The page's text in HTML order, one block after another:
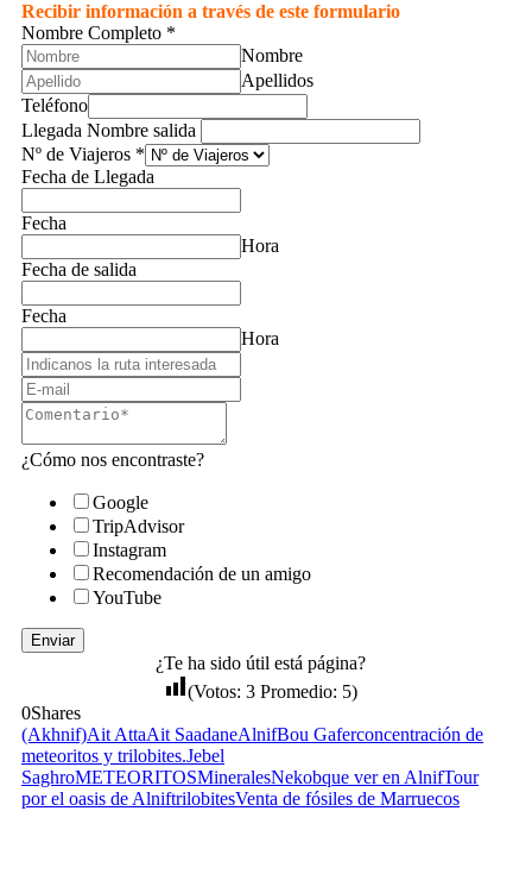
Recibir información a través de este formulario
Nombre Completo *
Nombre
Apellidos
Teléfono
Llegada Nombre salida
Nº de Viajeros *
Fecha de Llegada
Fecha
Hora
Fecha de salida
Fecha
Hora
¿Cómo nos encontraste?
Google
TripAdvisor
Instagram
Recomendación de un amigo
YouTube
Enviar
¿Te ha sido útil está página?
(Votos: 3Promedio: 5)
0Shares
(Akhnif)Ait AttaAit SaadaneAlnifBou Gaferconcentración de
meteoritos y trilobites.Jebel
SaghroMETEORITOSMineralesNekobque ver en AlnifTour
por el oasis de AlniftrilobitesVenta de fósiles de Marruecos